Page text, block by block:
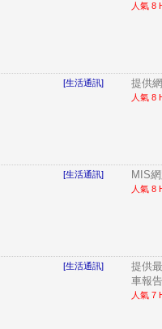
人氣 8
[生活通訊] 提供
人氣 8
[生活通訊] MIS
人氣 8
[生活通訊]
提供
車報
人氣 7